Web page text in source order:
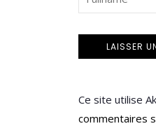
Ce site utilise
commentaires